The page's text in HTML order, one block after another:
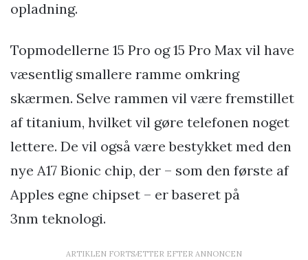
opladning.
Topmodellerne 15 Pro og 15 Pro Max vil have
væsentlig smallere ramme omkring
skærmen. Selve rammen vil være fremstillet
af titanium, hvilket vil gøre telefonen noget
lettere. De vil også være bestykket med den
nye A17 Bionic chip, der – som den første af
Apples egne chipset – er baseret på
3nm teknologi.
ARTIKLEN FORTSÆTTER EFTER ANNONCEN